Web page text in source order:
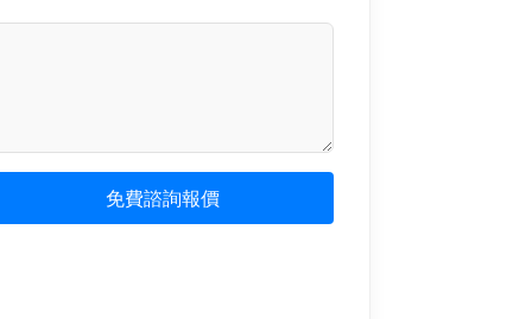
免費諮詢報價